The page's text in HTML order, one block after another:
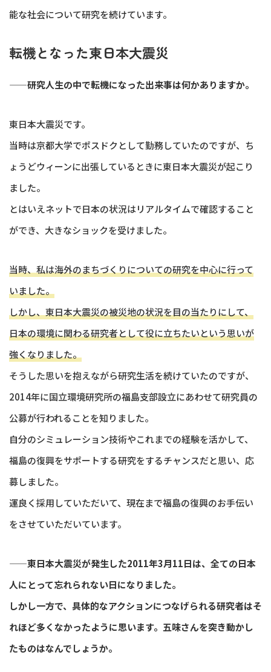
能な社会について研究を続けています。
転機となった東日本大震災
——研究人生の中で転機になった出来事は何かありますか。
東日本大震災です。
当時は京都大学でポスドクとして勤務していたのですが、ち
ょうどウィーンに出張しているときに東日本大震災が起こり
ました。
とはいえネットで日本の状況はリアルタイムで確認すること
ができ、大きなショックを受けました。
当時、私は海外のまちづくりについての研究を中心に行って
いました。
しかし、東日本大震災の被災地の状況を目の当たりにして、
日本の環境に関わる研究者として役に立ちたいという思いが
強くなりました。
そうした思いを抱えながら研究生活を続けていたのですが、
2014年に国立環境研究所の福島支部設立にあわせて研究員の
公募が行われることを知りました。
自分のシミュレーション技術やこれまでの経験を活かして、
福島の復興をサポートする研究をするチャンスだと思い、応
募しました。
運良く採用していただいて、現在まで福島の復興のお手伝い
をさせていただいています。
——東日本大震災が発生した2011年3月11日は、全ての日本
人にとって忘れられない日になりました。
しかし一方で、具体的なアクションにつなげられる研究者はそ
れほど多くなかったように思います。五味さんを突き動かし
たものはなんでしょうか。